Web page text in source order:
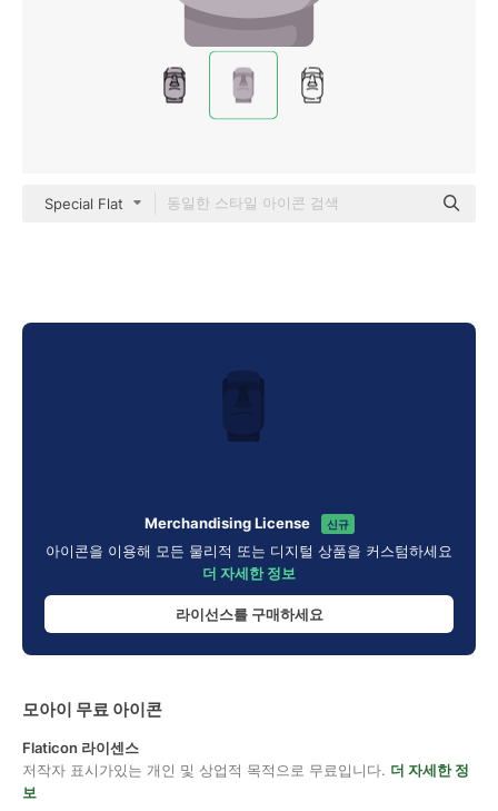
Special Flat
Merchandising License 신규
아이콘을 이용해 모든 물리적 또는 디지털 상품을 커스텀하세요
더 자세한 정보
라이선스를 구매하세요
모아이 무료 아이콘
Flaticon 라이센스
저작자 표시가있는 개인 및 상업적 목적으로 무료입니다. 더 자세한 정
보